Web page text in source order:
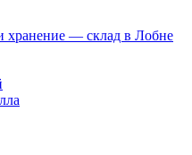
хранение — склад в Лобне